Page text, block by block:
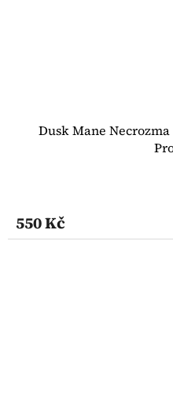
Dusk Mane Necrozma
550 Kč